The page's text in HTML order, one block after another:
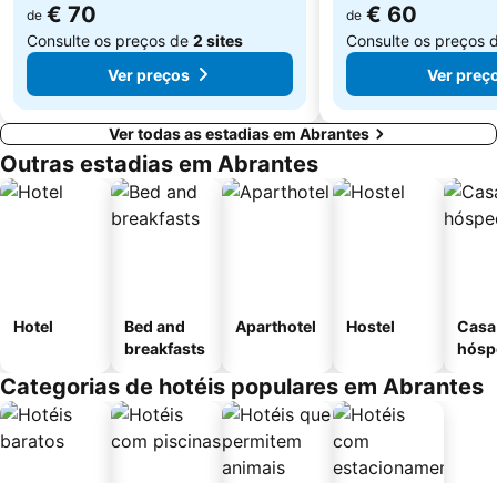
de € 70
Consulte os preços de 2 sites
Ver preços
de € 60
Consulte os preços
Ver
Ver todas as estadias em Abrantes
Outras estadias em Abrantes
Hotel
Bed and
breakfasts
Aparthotel Hostel
Categorias de hotéis populares em Abrantes